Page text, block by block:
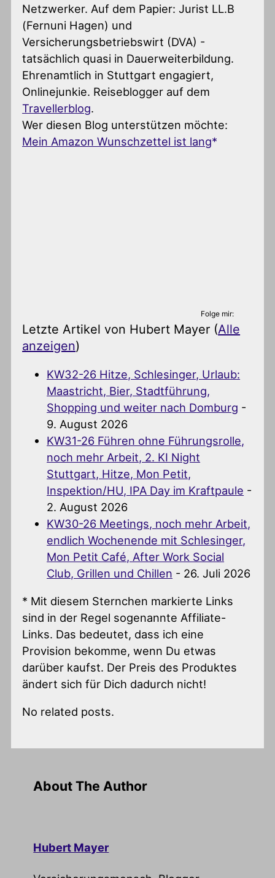
Netzwerker. Auf dem Papier: Jurist LL.B
(Fernuni Hagen) und
Versicherungsbetriebswirt (DVA) -
tatsächlich quasi in Dauerweiterbildung.
Ehrenamtlich in Stuttgart engagiert,
Onlinejunkie. Reiseblogger auf dem
Travellerblog.
Wer diesen Blog unterstützen möchte:
Mein Amazon Wunschzettel ist lang
Folge mir:
Letzte Artikel von Hubert Mayer (Alle
anzeigen)
KW32-26 Hitze, Schlesinger, Urlaub:
Maastricht, Bier, Stadtführung,
Shopping und weiter nach Domburg -
9. August 2026
KW31-26 Führen ohne Führungsrolle,
noch mehr Arbeit, 2. KI Night
Stuttgart, Hitze, Mon Petit,
Inspektion/HU, IPA Day im Kraftpaule -
2. August 2026
KW30-26 Meetings, noch mehr Arbeit,
endlich Wochenende mit Schlesinger,
Mon Petit Café, After Work Social
Club, Grillen und Chillen - 26. Juli 2026
* Mit diesem Sternchen markierte Links
sind in der Regel sogenannte Affiliate-
Links. Das bedeutet, dass ich eine
Provision bekomme, wenn Du etwas
darüber kaufst. Der Preis des Produktes
ändert sich für Dich dadurch nicht!
No related posts.
About The Author
Hubert Mayer